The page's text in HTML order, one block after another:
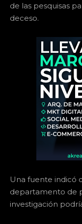
de las pesquisas
deceso.
Una fuente indicó
departamento de
investigación